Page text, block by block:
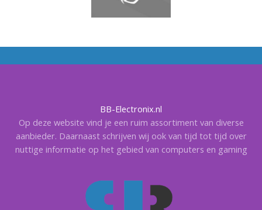
BB-Electronix.nl
Op deze website vind je een ruim assortiment van diverse
aanbieder. Daarnaast schrijven wij ook van tijd tot tijd over
nuttige informatie op het gebied van computers en gaming